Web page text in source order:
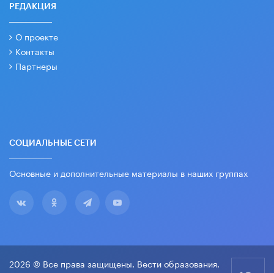
РЕДАКЦИЯ
О проекте
Контакты
Партнеры
СОЦИАЛЬНЫЕ СЕТИ
Основные и дополнительные материалы в наших группах
2026 © Все права защищены. Вести образования.